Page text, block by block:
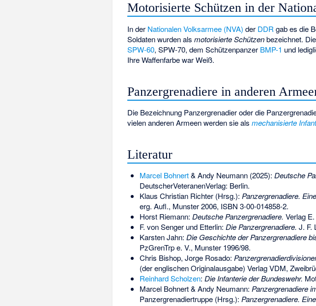
Motorisierte Schützen in der
In der Nationalen Volksarmee (NVA) der DDR gab es die
Soldaten wurden alsmotorisierte Schützenbezeichnet.
SPW-60,SPW-70, dem Schützenpanzer BMP-1 und
Ihre Waffenfarbe war Weiß.
Panzergrenadiere in anderen
Die Bezeichnung Panzergrenadier oder die
vielen anderen Armeen werden sie alsmechanisierte
Literatur
Marcel Bohnert& Andy Neumann (2025): Deutsche
DeutscherVeteranenVerlag: Berlin.
Klaus Christian Richter (Hrsg.): Panzergrenadiere.
erg. Aufl., Munster 2006, ISBN 3-00-014858-2.
Horst Riemann: Deutsche Panzergrenadiere. Verlag
F. von Senger und Etterlin: Die Panzergrenadiere. J. F.
Karsten Jahn: Die Geschichte der Panzergrenadiere
PzGrenTrp e. V., Munster 1996/98.
Chris Bishop, Jorge Rosado:
(der englischen Originalausgabe) Verlag VDM,
Reinhard Scholzen: Die Infanterie der Bundeswehr.
Marcel Bohnert & Andy Neumann: Panzergrenadiere
Panzergrenadiertruppe (Hrsg.): Panzergrenadiere.